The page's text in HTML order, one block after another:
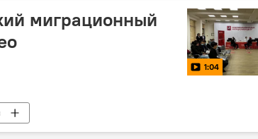
миграционный
1:04